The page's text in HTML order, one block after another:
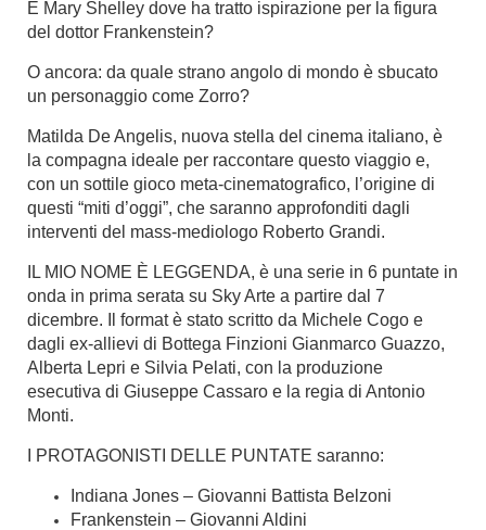
E Mary Shelley dove ha tratto ispirazione per la figura
del dottor Frankenstein?
O ancora: da quale strano angolo di mondo è sbucato
un personaggio come Zorro?
Matilda De Angelis, nuova stella del cinema italiano, è
la compagna ideale per raccontare questo viaggio e,
con un sottile gioco meta-cinematografico, l’origine di
questi “miti d’oggi”, che saranno approfonditi dagli
interventi del mass-mediologo Roberto Grandi.
IL MIO NOME È LEGGENDA, è una serie in 6 puntate in
onda in prima serata su Sky Arte a partire dal 7
dicembre. Il format è stato scritto da Michele Cogo e
dagli ex-allievi di Bottega Finzioni Gianmarco Guazzo,
Alberta Lepri e Silvia Pelati, con la produzione
esecutiva di Giuseppe Cassaro e la regia di Antonio
Monti.
I PROTAGONISTI DELLE PUNTATE saranno:
Indiana Jones – Giovanni Battista Belzoni
Frankenstein – Giovanni Aldini